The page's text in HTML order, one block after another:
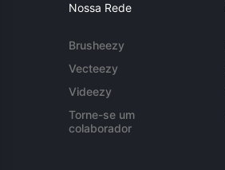
Nossa Rede
Brusheezy
Vecteezy
Videezy
Torne-se um
colaborador